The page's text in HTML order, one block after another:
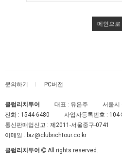
메인으로
문의하기 PC버전
클럽리치투어 대표 : 유은주
서울시
전화 : 1544-6480 사업자등록번호 :
통신판매업신고 : 제2011-서울중구-0741
이메일 : biz@clubrichtour.co.kr
클럽리치투어 All rights reserved.